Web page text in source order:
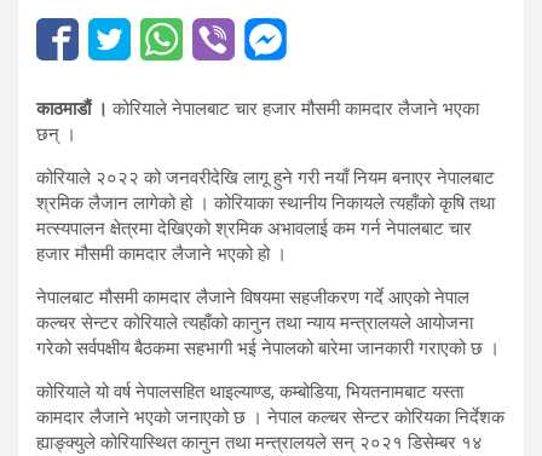
काठमाडौं । कोरियाले नेपालबाट चार हजार मौसमी कामदार लैजाने भएका
छन् ।
कोरियाले २०२२ को जनवरीदेखि लागू हुने गरी नयाँ नियम बनाएर नेपालबाट
श्रमिक लैजान लागेको हो । कोरियाका स्थानीय निकायले त्यहाँको कृषि तथा
मत्स्यपालन क्षेत्रमा देखिएको श्रमिक अभावलाई कम गर्न नेपालबाट चार
हजार मौसमी कामदार लैजाने भएको हो ।
नेपालबाट मौसमी कामदार लैजाने विषयमा सहजीकरण गर्दे आएको नेपाल
कल्चर सेन्टर कोरियाले त्यहाँको कानुन तथा न्याय मन्त्रालयले आयोजना
गरेको सर्वपक्षीय बैठकमा सहभागी भई नेपालको बारेमा जानकारी गराएको छ ।
कोरियाले यो वर्ष नेपालसहित थाइल्याण्ड, कम्बोडिया, भियतनामबाट यस्ता
कामदार लैजाने भएको जनाएको छ । नेपाल कल्चर सेन्टर कोरियका निर्देशक
ह्याङ्क्युले कोरियास्थित कानुन तथा मन्त्रालयले सन् २०२१ डिसेम्बर १४